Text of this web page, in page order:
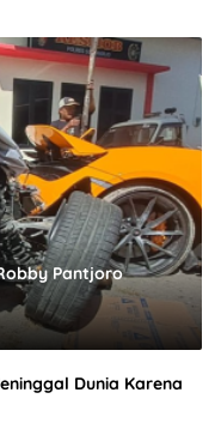
Pantjoro
Dunia Karena